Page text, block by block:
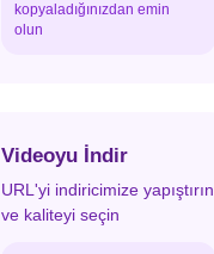
kopyaladığınızdan emin
olun
Videoyu İndir
URL'yi indiricimize yapıştırın
ve kaliteyi seçin